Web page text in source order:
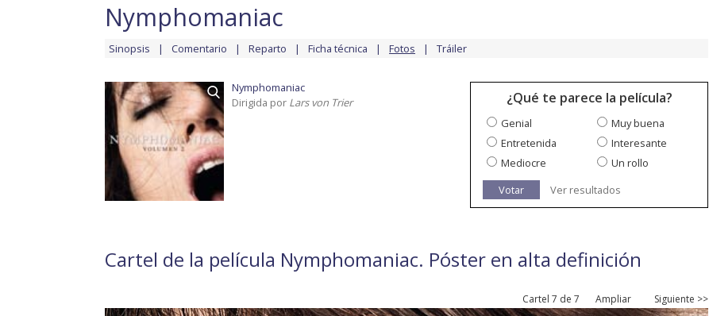
Nymphomaniac
Sinopsis Comentario Reparto Ficha técnica Fotos Tráiler
Nymphomaniac
Dirigida por Lars von Trier ¿Qué te parece la película?
Genial
Muy buena
Entretenida
Interesante
Mediocre
Un rollo
Votar
Ver resultados
Cartel de la película Nymphomaniac. Póster en alta definición
Cartel 7 de 7 Ampliar Siguiente >>